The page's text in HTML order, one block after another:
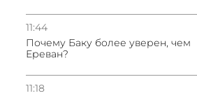
11:44
Почему Баку более уверен, чем
Ереван?
11:18